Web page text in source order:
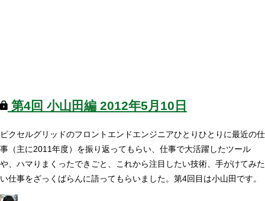
第4回 小山田編 2012年5月10日
ピクセルグリッドのフロントエンドエンジニアひとりひとりに最近の仕
事（主に2011年度）を振り返ってもらい、仕事で大活躍したツール
や、ハマりまくったできごと、これから注目したい技術、手がけてみた
い仕事をざっくばらんに語ってもらいました。第4回目は小山田です。